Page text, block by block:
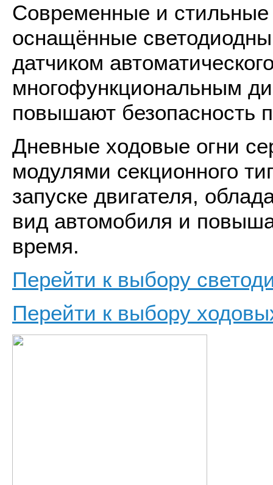
Современные и
оснащённые
датчиком
многофункциональным
повышают безопасность
Дневные ходовые огни
модулями секционного
запуске двигателя,
вид автомобиля и
время.
Перейти к выбору
Перейти к выбору